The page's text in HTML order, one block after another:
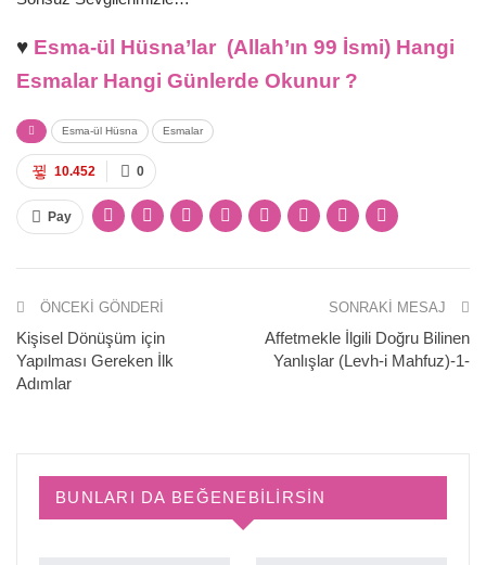
♥ Esma-ül Hüsna’lar (Allah’ın 99 İsmi) Hangi
Esmalar Hangi Günlerde Okunur ?
Esma-ül Hüsna Esmalar
0
10.452
Pay
ÖNCEKI GÖNDERI
Kişisel Dönüşüm için
Yapılması Gereken İlk
Adımlar
SONRAKI MESAJ
Affetmekle İlgili Doğru Bilinen
Yanlışlar (Levh-i Mahfuz)-1-
BUNLARI DA BEĞENEBILIRSIN